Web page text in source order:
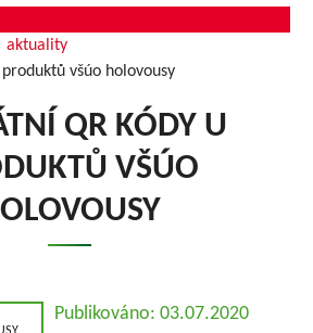
aktuality
všúo holovousy
QR KÓDY U
VŠÚO
Publikováno: 03.07.2020